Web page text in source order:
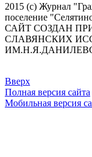
2015 (с) Журнал
поселение
САЙТ СОЗДАН
СЛАВЯНСКИХ
Вверх
Полная версия сайта
Мобильная версия